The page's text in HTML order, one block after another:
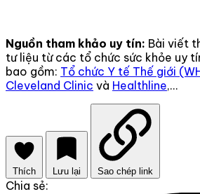
Nguồn tham khảo uy tín: Bài viết
tư liệu từ các tổ chức sức khỏe uy
bao gồm: Tổ chức Y tế Thế giới
Cleveland Clinic và Healthline,...
Thích Lưu lại Sao chép link
Chia sẻ: